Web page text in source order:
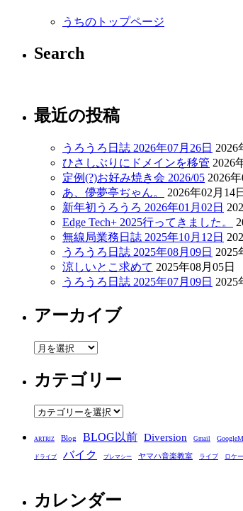
うちのトップページ
Search
最近の投稿
うろうろ日誌 2026年07月26日 2026
ひさしぶりにドメインを移管 2026
定例(?)お好み焼き会 2026/05 2026
あ、儚夢亭ぢゃん。
2026年02月14日
新年初うろうろ 2026年01月02日
Edge Tech+ 2025行ってきました。
無線局業務日誌 2025年10月12日
うろうろ日誌 2025年08月09日 2025
涼しいとこ求めて 2025年08月05日
うろうろ日誌 2025年07月09日 2025
アーカイブ
ア
カ
イ
ブ
カテゴリー
カ
ゴ
リ
ARTRIZ Blog BLOG以前 Diversion Gmail
ドライブ バイク プレマシー ヤマハ音楽教室 ライブ ロケ
カレンダー